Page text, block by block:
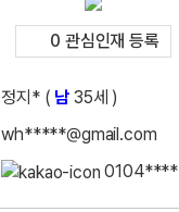
0 관심인재 등록
정지* ( 남 35세 )
wh*****@gmail.com
0104****